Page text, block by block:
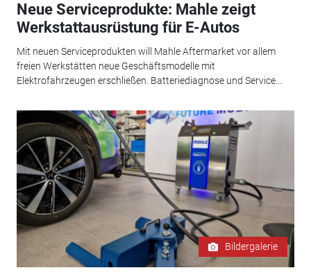
Neue Serviceprodukte: Mahle zeigt
Werkstattausrüstung für E-Autos
Mit neuen Serviceprodukten will Mahle Aftermarket vor allem
freien Werkstätten neue Geschäftsmodelle mit
Elektrofahrzeugen erschließen. Batteriediagnose und Service...
Bildergalerie